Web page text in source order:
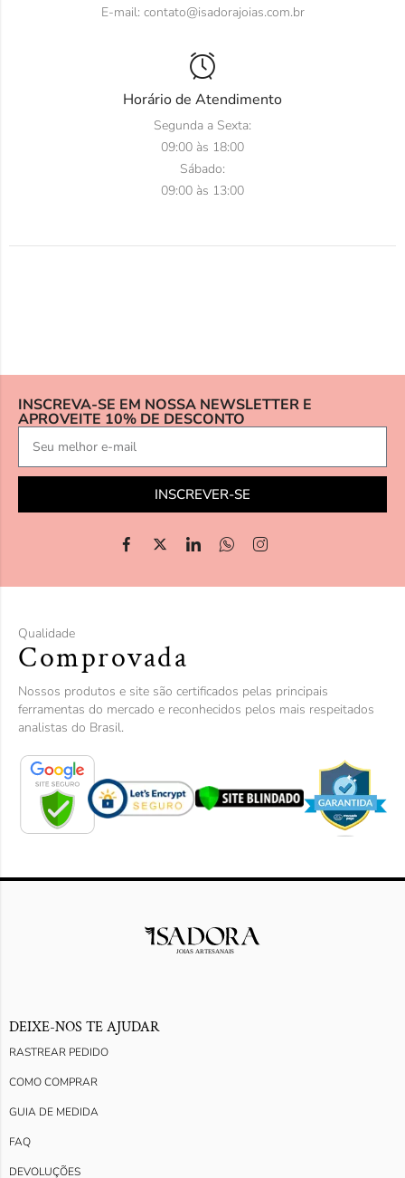
E-mail: contato@isadorajoias.com.br
Horário de Atendimento
Segunda a Sexta:
09:00 às 18:00
Sábado:
09:00 às 13:00
INSCREVA-SE EM NOSSA NEWSLETTER E
APROVEITE 10% DE DESCONTO
INSCREVER-SE
Qualidade
Comprovada
Nossos produtos e site são certificados pelas principais
ferramentas do mercado e reconhecidos pelos mais respeitados
analistas do Brasil.
DEIXE-NOS TE AJUDAR
RASTREAR PEDIDO
COMO COMPRAR
GUIA DE MEDIDA
FAQ
DEVOLUÇÕES